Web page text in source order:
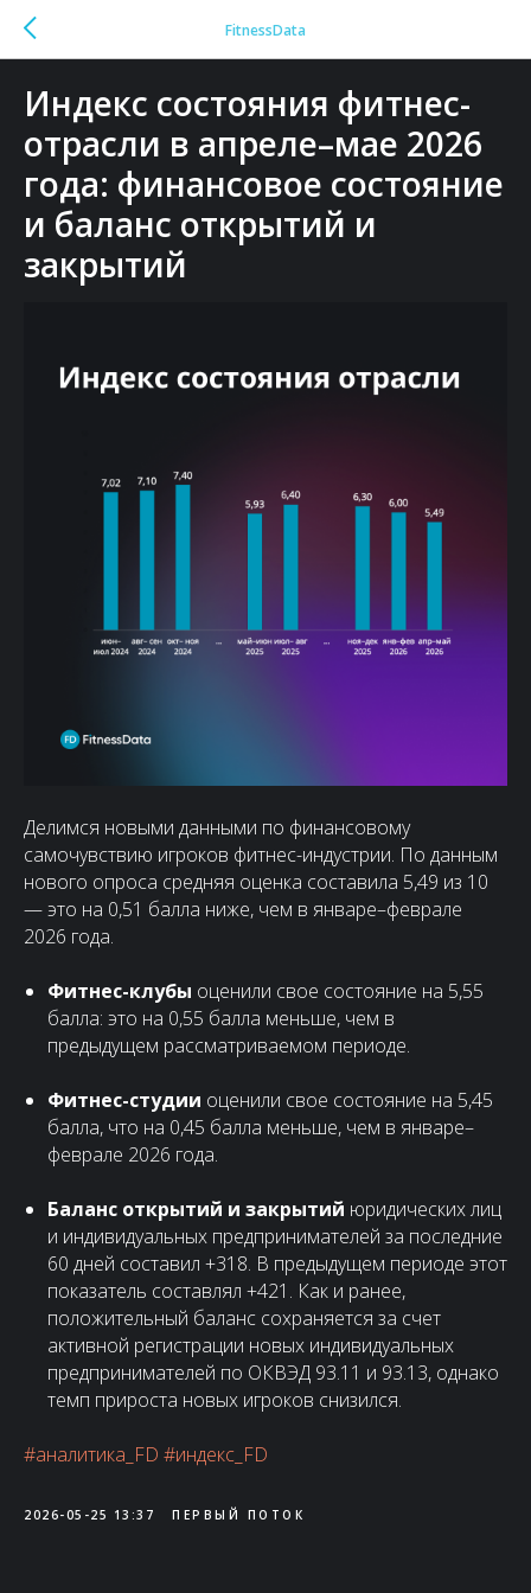
FitnessData
Индекс состояния фитнес-
отрасли в апреле–мае 2026
года: финансовое состояние
и баланс открытий и
закрытий
Делимся новыми данными по финансовому
самочувствию игроков фитнес-индустрии. По данным
нового опроса средняя оценка составила 5,49 из 10
— это на 0,51 балла ниже, чем в январе–феврале
2026 года.
Фитнес-клубы оценили свое состояние на 5,55
балла: это на 0,55 балла меньше, чем в
предыдущем рассматриваемом периоде.
Фитнес-студии оценили свое состояние на 5,45
балла, что на 0,45 балла меньше, чем в январе–
феврале 2026 года.
Баланс открытий и закрытий юридических лиц
и индивидуальных предпринимателей за последние
60 дней составил +318. В предыдущем периоде этот
показатель составлял +421. Как и ранее,
положительный баланс сохраняется за счет
активной регистрации новых индивидуальных
предпринимателей по ОКВЭД 93.11 и 93.13, однако
темп прироста новых игроков снизился.
#аналитика_FD #индекс_FD
2026-05-25 13:37 ПЕРВЫЙ ПОТОК